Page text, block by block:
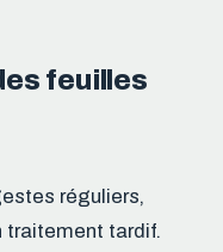
feuilles
réguliers,
traitement tardif.